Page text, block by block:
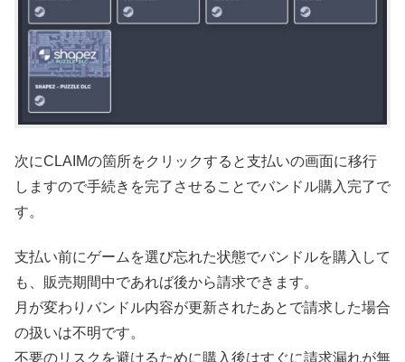
次にCLAIMの箇所をクリックすると支払いの画面に移行
しますので手続きを完了させることでバンドル購入完了で
す。
支払い前にゲームを選び忘れた状態でバンドルを購入して
も、販売期間中であれば後から請求できます。
月が変わりバンドル内容が更新されたあとで請求した場合
の扱いは不明です。
不要のリスクを避けるために購入後はすぐに請求漏れが無